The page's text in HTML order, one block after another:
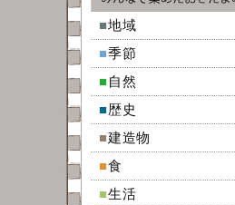
■地域
■季節
■自然
■歴史
■建造物
■食
■生活